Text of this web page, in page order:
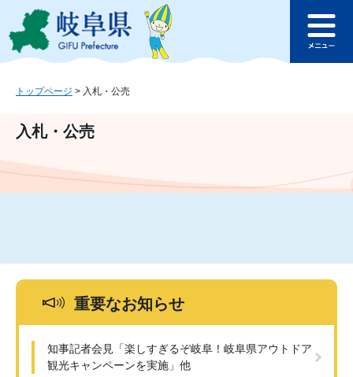
ジ
ュ
文
このページの本文へ
ュ
トップページ > 入札・公売
入札・公売
重要なお知らせ
知事記者会見「楽しすぎるぞ岐阜！岐阜県アウトドア
観光キャンペーンを実施」他